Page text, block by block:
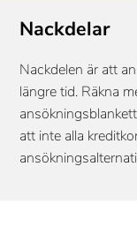
Nackdelar
Nackdelen är att
längre tid. Räkna
att inte alla